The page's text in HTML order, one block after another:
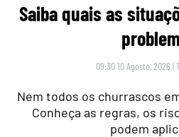
Saiba quais as
09:30 10 Agosto, 2026 |
Nem todos os churrascos
Conheça as regras, os
podem